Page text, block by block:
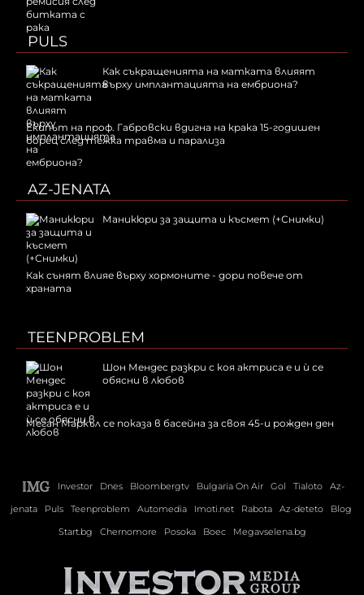
PULS
Как съкращенията на матката влияят
върху имплантацията на ембриона?
Екипът на проф. Габровски вдигна на крака 15-годишен
борец след тежка травма и парализа
AZ-JENATA
Маникюри за защита и късмет (+Снимки)
Как сънят влияе върху хормоните - дори повече от
храната
TEENPROBLEM
Шон Мендес разкри с коя актриса е и ѝ се
обясни в любов
Меган Маркъл се показа в басейна за своя 45-и рожден ден
Investor Dnes Bloombergtv Bulgaria On Air Gol Tialoto
Az-
jenata
Puls Teenproblem Automedia Imoti.net Rabota Az-deteto
Blog
Start.bg
Chernomore Posoka Boec Megavselena.bg